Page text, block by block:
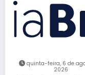
quinta-feira, 6 de
2026